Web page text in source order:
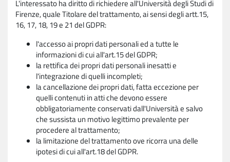
L'interessato ha diritto di richiedere all'Università degli Studi di
Firenze, quale Titolare del trattamento, ai sensi degli artt.15,
16, 17, 18, 19 e 21 del GDPR:
l'accesso ai propri dati personali ed a tutte le
informazioni di cui all'art.15 del GDPR;
la rettifica dei propri dati personali inesatti e
l'integrazione di quelli incompleti;
la cancellazione dei propri dati, fatta eccezione per
quelli contenuti in atti che devono essere
obbligatoriamente conservati dall'Università e salvo
che sussista un motivo legittimo prevalente per
procedere al trattamento;
la limitazione del trattamento ove ricorra una delle
ipotesi di cui all'art.18 del GDPR.